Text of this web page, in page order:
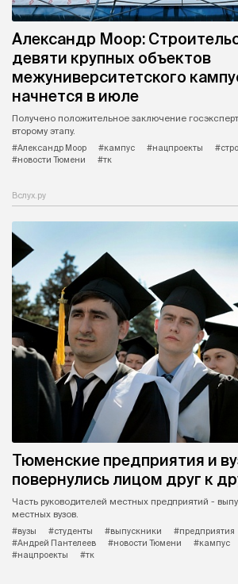
Александр Моор:
девяти крупных объектов
межуниверситетского
начнется в июле
Получено положительное заключение
второму этапу.
#Александр Моор
#кампус #нацпроекты
#новости Тюмени
#тк
Вслух.ру
Тюменские предприятия и
повернулись лицом друг к
Часть руководителей местных предприятий -
местных вузов.
#вузы
#студенты #выпускники #предприятия
#Андрей Пантелеев
#новости Тюмени #кампус
#нацпроекты
#тк